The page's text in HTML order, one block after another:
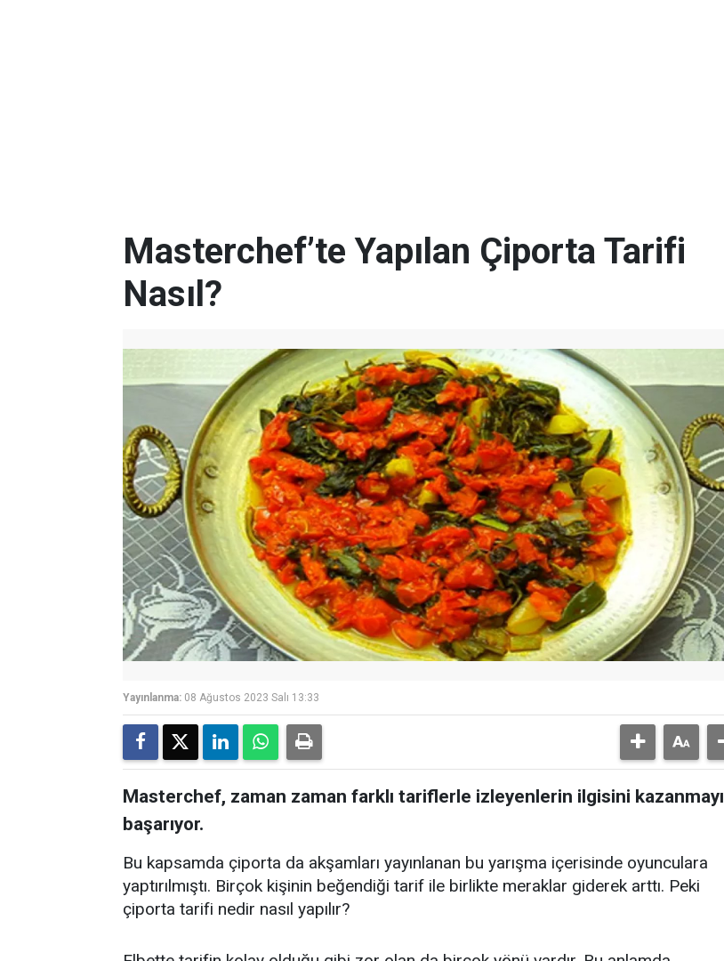
Masterchef’te Yapılan Çiporta Tarifi
Nasıl?
Yayınlanma: 08 Ağustos 2023 Salı 13:33
Masterchef, zaman zaman farklı tariflerle izleyenlerin ilgisini kazanmayı
başarıyor.
Bu kapsamda çiporta da akşamları yayınlanan bu yarışma içerisinde oyunculara
yaptırılmıştı. Birçok kişinin beğendiği tarif ile birlikte meraklar giderek arttı. Peki
çiporta tarifi nedir nasıl yapılır?